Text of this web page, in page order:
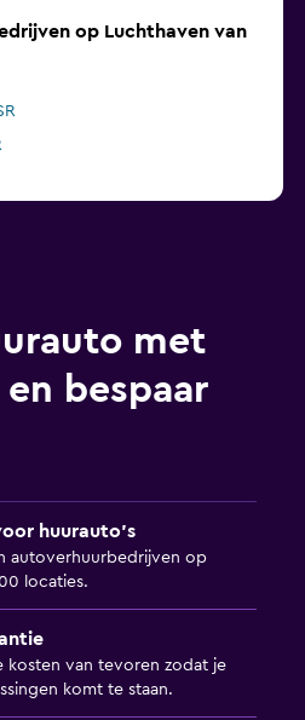
op Luchthaven van
met
bespaar
huurauto's
autoverhuurbedrijven op
locaties.
kosten van tevoren zodat je
komt te staan.